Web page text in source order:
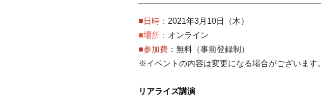
■日時： 2021年3月10日（木）
■場所： オンライン
■参加費 ：無料（事前登録制）
※イベントの内容は変更になる場合がございます
リアライズ講演